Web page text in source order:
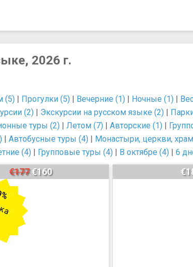
2026 г.
(5) | Прогулки (5) | Вечерние (1) | Ночные (1) |
(2) | Экскурсии на русском языке (2) |
туры (2) | Летом (7) | Авторские (1) |
| Автобусные туры (4) | Монастыри, церкви,
(4) | Групповые туры (4) | В октябре (4) | 6
€177€160